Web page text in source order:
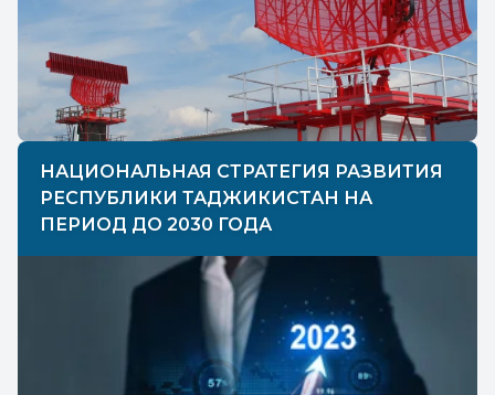
НАЦИОНАЛЬНАЯ СТРАТЕГИЯ РАЗВИТИЯ
РЕСПУБЛИКИ ТАДЖИКИСТАН НА
ПЕРИОД ДО 2030 ГОДА